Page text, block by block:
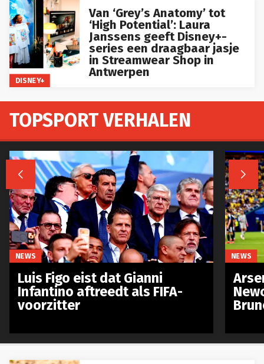
DISNEY+
Van ‘Grey’s Anatomy’ tot
‘High Potential’: Laura
Janssens geeft Disney+-
series een draagbaar jasje
in Streamwear Shop in
Antwerpen
TOPSPORT VERHALEN
 
NEWS
Luis Figo eist dat Gianni
Infantino aftreedt als FIFA-
voorzitter
NEWS